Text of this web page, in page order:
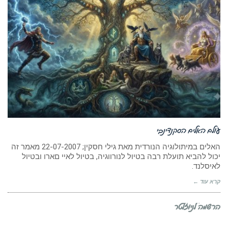
עולם האלים הסקנדינבי
האלים במיתולוגיה הנורדית מאת גילי חסקין; 22-07-2007 מאמר זה
יכול להביא תועלת רבה בטיול לנורווגיה, בטיול לאיי םארו ובטיול
לאיסלנד.
קרא עוד ←
הרשמה לניוזלטר